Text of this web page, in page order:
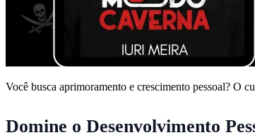
Você busca aprimoramento e crescimento pessoal? O
Domine o Desenvolvimento